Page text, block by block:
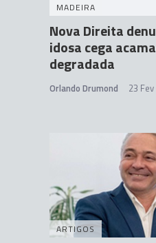
MADEIRA
Nova Direita
idosa cega
degradada
Orlando Drumond 23
ARTIGOS